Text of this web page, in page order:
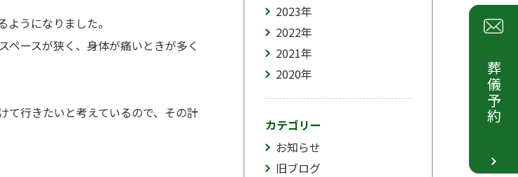
うになりました。
ースが狭く、身体が痛いときが多く
て行きたいと考えているので、その計
2023年
2022年
2021年
2020年
カテゴリー
お知らせ
旧ブログ
葬儀予約